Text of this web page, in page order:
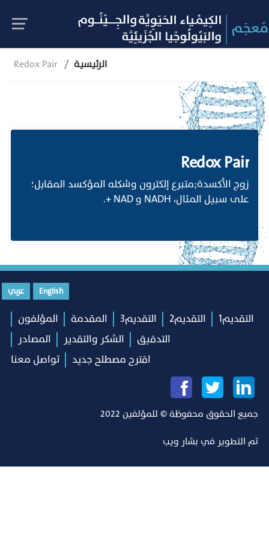
Redox Pair الرئيسية
Redox Pair
زوج الأكسدة;متبرع إلكترون وشكله المؤكسد المقابل؛
على سبيل المثال، NADH و NAD +.
English عربي
التقديم1 التقديم2 التقديم3 المقدمة
المؤلفون
التدقيق
الشكر والتقدير
المصادر
اقترح مصطلح جديد
تواصل معنا
جميع الحقوق محفوظة © للمؤلفين 2022
تم التطوير في بشار ويب